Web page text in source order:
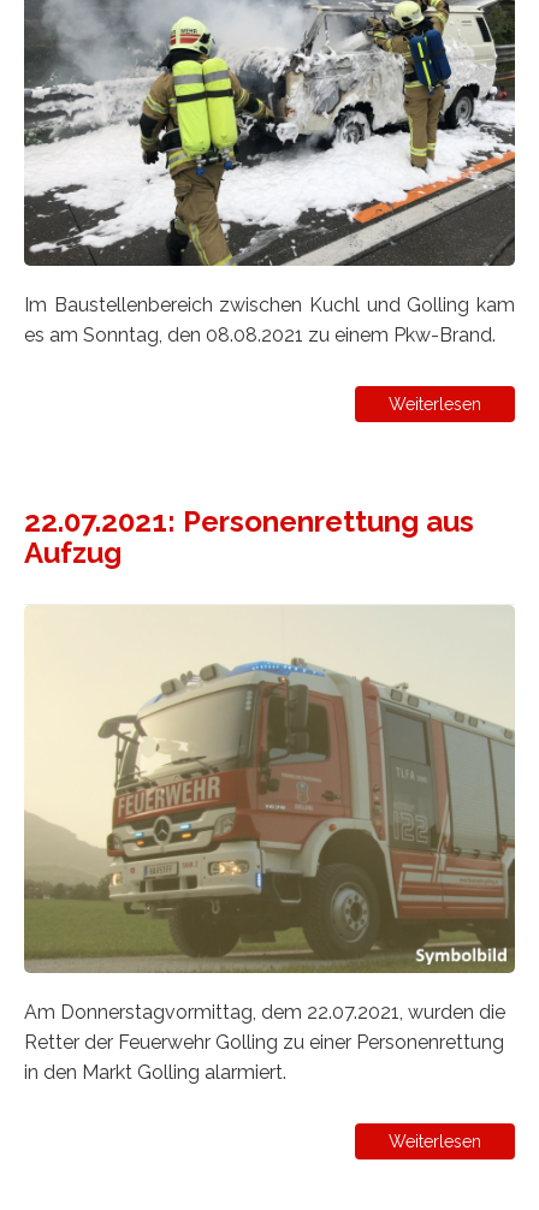
Im Baustellenbereich zwischen Kuchl und Golling kam
es am Sonntag, den 08.08.2021 zu einem Pkw-Brand.
Weiterlesen
22.07.2021: Personenrettung aus
Aufzug
Am Donnerstagvormittag, dem 22.07.2021, wurden die
Retter der Feuerwehr Golling zu einer Personenrettung
in den Markt Golling alarmiert.
Weiterlesen